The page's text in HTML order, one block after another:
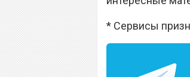
* Сервисы